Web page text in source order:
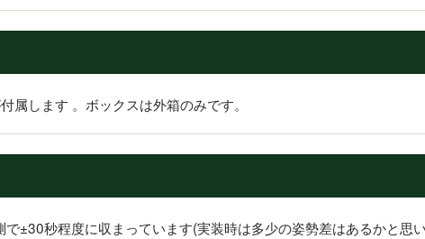
属します 。ボックスは外箱のみです。
で±30秒程度に収まっています(実装時は多少の姿勢差はあるかと思